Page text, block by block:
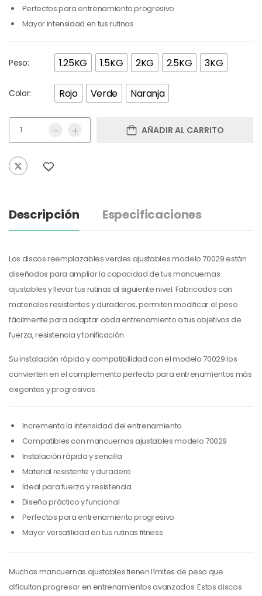
Perfectos para entrenamiento progresivo
Mayor intensidad en tus rutinas
Peso: 1.25KG 1.5KG 2KG 2.5KG 3KG
Color: Rojo Verde Naranja
AÑADIR AL CARRITO
Descripción Especificaciones
Los discos reemplazables verdes ajustables modelo 70029 están
diseñados para ampliar la capacidad de tus mancuernas
ajustables y llevar tus rutinas al siguiente nivel. Fabricados con
materiales resistentes y duraderos, permiten modificar el peso
fácilmente para adaptar cada entrenamiento a tus objetivos de
fuerza, resistencia y tonificación.
Su instalación rápida y compatibilidad con el modelo 70029 los
convierten en el complemento perfecto para entrenamientos más
exigentes y progresivos.
Incrementa la intensidad del entrenamiento
Compatibles con mancuernas ajustables modelo 70029
Instalación rápida y sencilla
Material resistente y duradero
Ideal para fuerza y resistencia
Diseño práctico y funcional
Perfectos para entrenamiento progresivo
Mayor versatilidad en tus rutinas fitness
Muchas mancuernas ajustables tienen límites de peso que
dificultan progresar en entrenamientos avanzados. Estos discos